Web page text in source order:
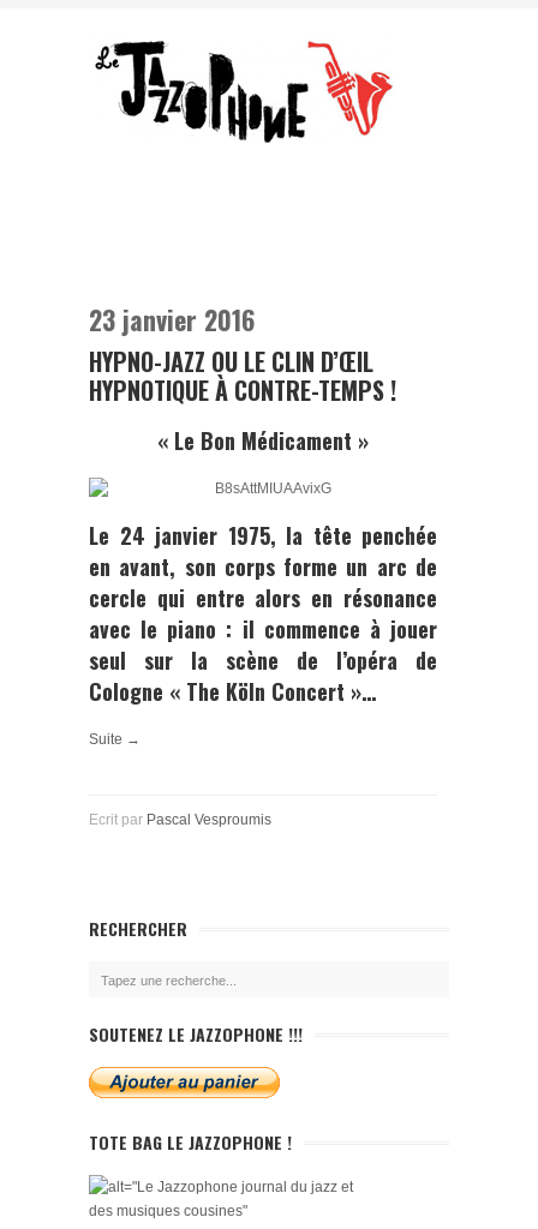
23 janvier 2016
HYPNO-JAZZ OU LE CLIN D’ŒIL
HYPNOTIQUE À CONTRE-TEMPS !
« Le Bon Médicament »
Le 24 janvier 1975, la tête penchée
en avant, son corps forme un arc de
cercle qui entre alors en résonance
avec le piano : il commence à jouer
seul sur la scène de l’opéra de
Cologne « The Köln Concert »…
Suite →
Ecrit par Pascal Vesproumis
RECHERCHER
SOUTENEZ LE JAZZOPHONE !!!
TOTE BAG LE JAZZOPHONE !